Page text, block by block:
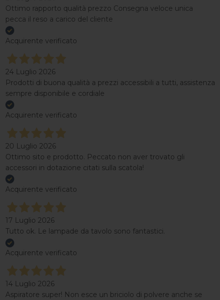
Ottimo rapporto qualità prezzo Consegna veloce unica
pecca il reso a carico del cliente
Acquirente verificato
24 Luglio 2026
Prodotti di buona qualità a prezzi accessibili a tutti, assistenza
sempre disponibile e cordiale
Acquirente verificato
20 Luglio 2026
Ottimo sito e prodotto. Peccato non aver trovato gli
accessori in dotazione citati sulla scatola!
Acquirente verificato
17 Luglio 2026
Tutto ok. Le lampade da tavolo sono fantastici.
Acquirente verificato
14 Luglio 2026
Aspiratore super! Non esce un briciolo di polvere anche se